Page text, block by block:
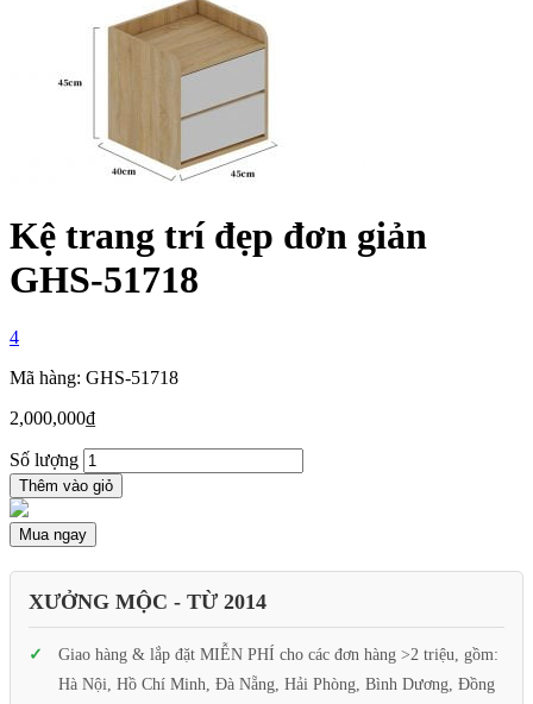
Kệ trang trí đẹp đơn giản
GHS-51718
4
Mã hàng: GHS-51718
2,000,000₫
Số lượng
Thêm vào giỏ
Mua ngay
XƯỞNG MỘC - TỪ 2014
Giao hàng & lắp đặt MIỄN PHÍ cho các đơn hàng >2 triệu, gồm:
Hà Nội, Hồ Chí Minh, Đà Nẵng, Hải Phòng, Bình Dương, Đồng